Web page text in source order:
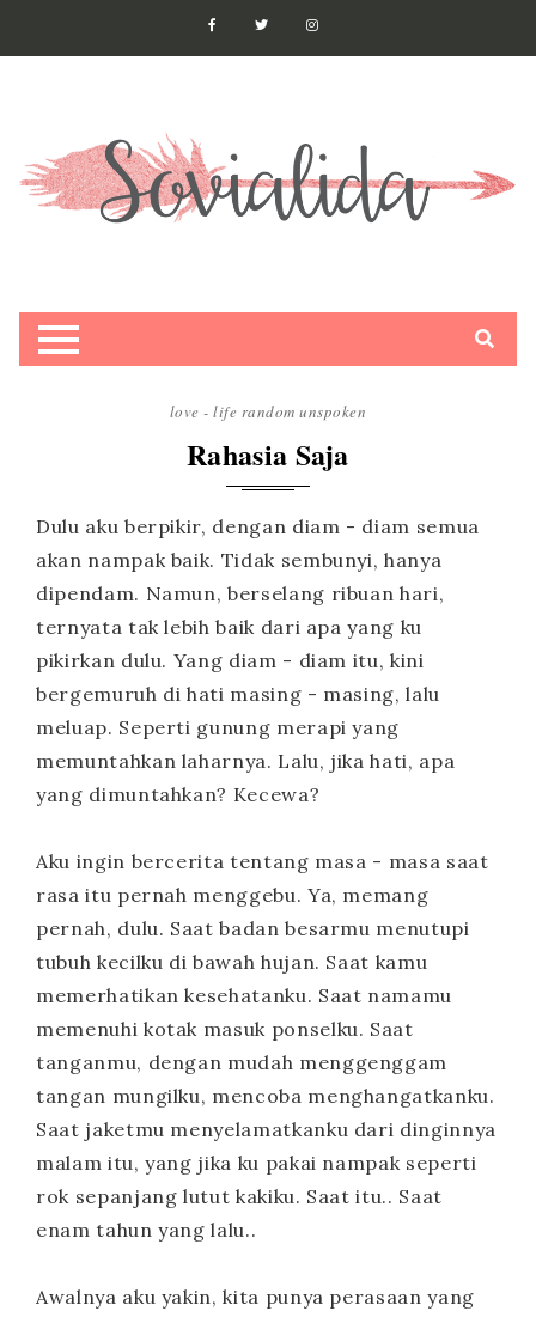
love - life random unspoken
Rahasia Saja
Dulu aku berpikir, dengan diam - diam semua
akan nampak baik. Tidak sembunyi, hanya
dipendam. Namun, berselang ribuan hari,
ternyata tak lebih baik dari apa yang ku
pikirkan dulu. Yang diam - diam itu, kini
bergemuruh di hati masing - masing, lalu
meluap. Seperti gunung merapi yang
memuntahkan laharnya. Lalu, jika hati, apa
yang dimuntahkan? Kecewa?
Aku ingin bercerita tentang masa - masa saat
rasa itu pernah menggebu. Ya, memang
pernah, dulu. Saat badan besarmu menutupi
tubuh kecilku di bawah hujan. Saat kamu
memerhatikan kesehatanku. Saat namamu
memenuhi kotak masuk ponselku. Saat
tanganmu, dengan mudah menggenggam
tangan mungilku, mencoba menghangatkanku.
Saat jaketmu menyelamatkanku dari dinginnya
malam itu, yang jika ku pakai nampak seperti
rok sepanjang lutut kakiku. Saat itu.. Saat
enam tahun yang lalu..
Awalnya aku yakin, kita punya perasaan yang